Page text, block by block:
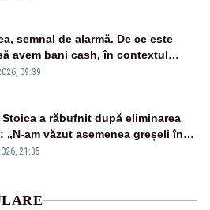
semnal de alarmă. De ce este
avem bani cash, în contextul
energetice?
09:39
Stoica a răbufnit după eliminarea
„N-am văzut asemenea greșeli în
meciuri europene”
21:35